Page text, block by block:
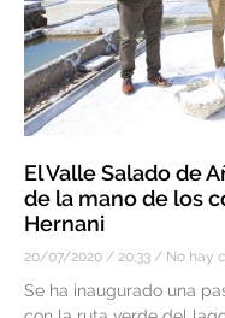
El Valle Salado de
de la mano de los
Hernani
20/07/2020 20:33 No hay
Se ha inaugurado una